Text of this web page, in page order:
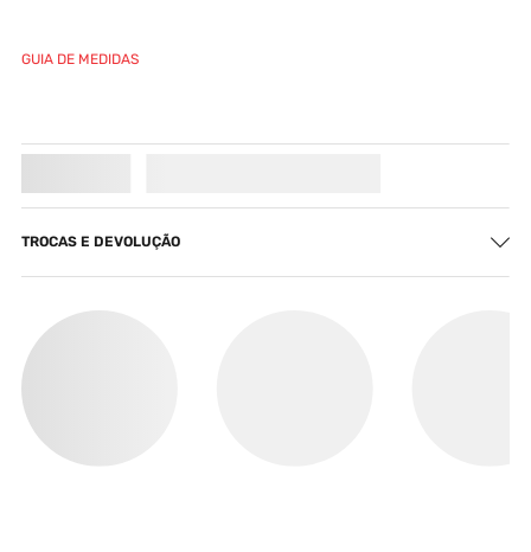
GUIA DE MEDIDAS
TROCAS E DEVOLUÇÃO